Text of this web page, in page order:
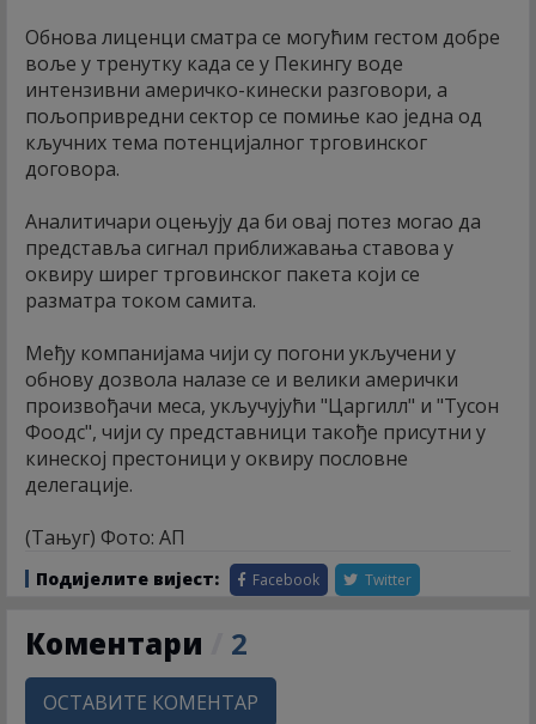
Обнова лиценци сматра се могућим гестом добре
воље у тренутку када се у Пекингу воде
интензивни америчко-кинески разговори, а
пољопривредни сектор се помиње као једна од
кључних тема потенцијалног трговинског
договора.
Аналитичари оцењују да би овај потез могао да
представља сигнал приближавања ставова у
оквиру ширег трговинског пакета који се
разматра током самита.
Међу компанијама чији су погони укључени у
обнову дозвола налазе се и велики амерички
произвођачи меса, укључујући "Царгилл" и "Тyсон
Фоодс", чији су представници такође присутни у
кинеској престоници у оквиру пословне
делегације.
(Тањуг) Фото: АП
Подијелите вијест: Facebook Twitter
Коментари 2
ОСТАВИТЕ КОМЕНТАР